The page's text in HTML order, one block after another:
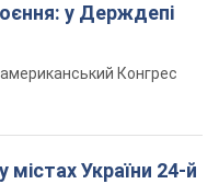
у Держдепі
Конгрес
містах України 24-й